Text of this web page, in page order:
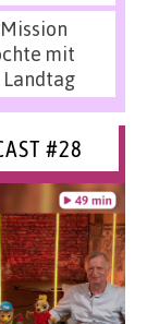
Mission
mit
#28